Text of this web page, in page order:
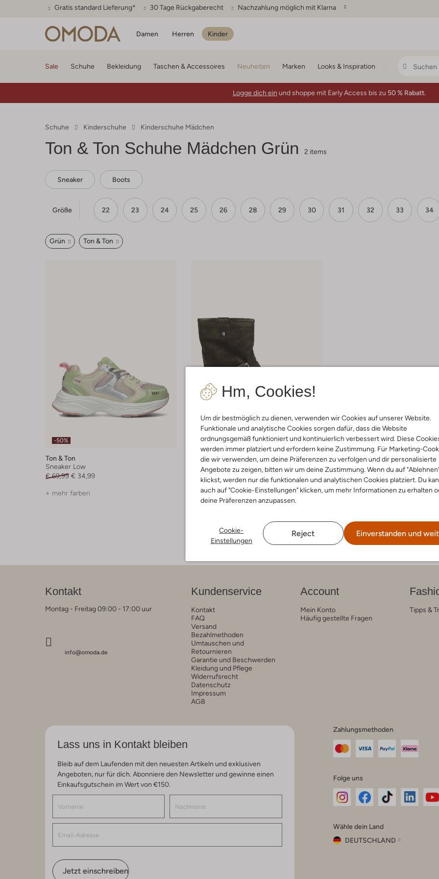
Gratis standard Lieferung* 30 Tage Rückgaberecht Nachzahlung möglich mit Klarna
Damen Herren Kinder
Hm, Cookies!
Um dir bestmöglich zu dienen, verwenden wir Cookies auf unserer Website.
Funktionale und analytische Cookies sorgen dafür, dass die Website
ordnungsgemäß funktioniert und kontinuierlich verbessert wird. Diese
werden immer platziert und erfordern keine Zustimmung. Für Marketing-
die wir verwenden, um deine Präferenzen zu verfolgen und dir personalisierte
Angebote zu zeigen, bitten wir um deine Zustimmung. Wenn du auf
klickst, werden nur die funktionalen und analytischen Cookies platziert. Du
auch auf "Cookie-Einstellungen" klicken, um mehr Informationen zu erhalten
deine Präferenzen anzupassen.
Cookie-
Einstellungen
Reject Einverstanden und
Sale Schuhe Bekleidung Taschen & Accessoires Neuheiten Marken Looks & Inspiration
Logge dich ein und shoppe mit Early Access bis zu 50 % Rabatt.
Schuhe Kinderschuhe Kinderschuhe Mädchen
Ton & Ton Schuhe Mädchen Grün 2 items
Sneaker Boots
Größe 22 23 24 25 26 28 29 30 31 32 33 34
Grün Ton & Ton
-50%
Ton & Ton
Sneaker Low
€ 69,99 € 34,99
+ mehr farben
-60%
Ton & Ton
Biker Boots
€ 69,95
€ 27,99
+ mehr farben
Kontakt
Montag - Freitag 09:00 - 17:00 uur
info@omoda.de
Kundenservice
Kontakt
FAQ
Versand
Bezahlmethoden
Umtauschen und
Retournieren
Garantie und Beschwerden
Kleidung und Pflege
Widerrufsrecht
Datenschutz
Impressum
AGB
Account
Mein Konto
Häufig gestellte Fragen
Tipps &
Lass uns in Kontakt bleiben
Bleib auf dem Laufenden mit den neuesten Artikeln und exklusiven
Angeboten, nur für dich. Abonniere den Newsletter und gewinne einen
Einkaufsgutschein im Wert von €150.
Jetzt einschreiben
Zahlungsmethoden
Folge uns
Instagram
Facebook
TikTok
Wähle dein Land
DEUTSCHLAND